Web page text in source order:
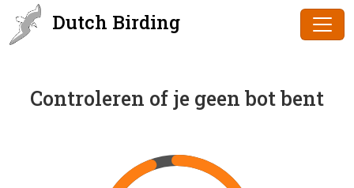
Dutch Birding
Controleren of je geen bot bent